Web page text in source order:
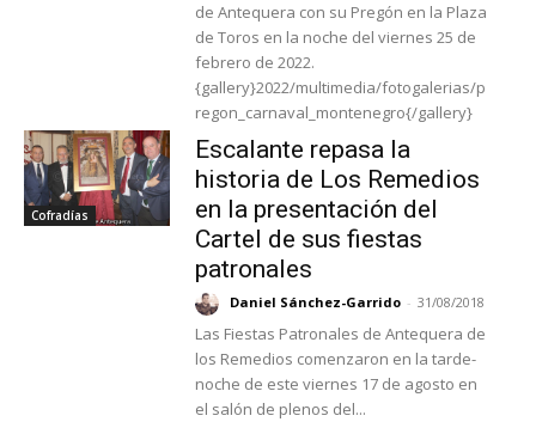
de Antequera con su Pregón en la Plaza
de Toros en la noche del viernes 25 de
febrero de 2022.
{gallery}2022/multimedia/fotogalerias/p
regon_carnaval_montenegro{/gallery}
Cofradías
Escalante repasa la
historia de Los Remedios
en la presentación del
Cartel de sus fiestas
patronales
Daniel Sánchez-Garrido - 31/08/2018
Las Fiestas Patronales de Antequera de
los Remedios comenzaron en la tarde-
noche de este viernes 17 de agosto en
el salón de plenos del...